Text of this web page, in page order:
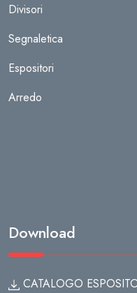
Divisori
Segnaletica
Espositori
Arredo
Download
CATALOGO